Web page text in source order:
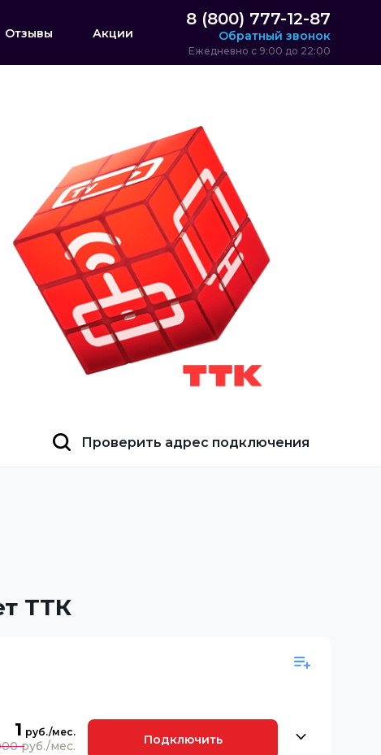
Отзывы Акции
8 (800) 777-12-87
Обратный звонок
Ежедневно с 9:00 до 22:00
Проверить адрес подключения
ТТК
1 Подключить